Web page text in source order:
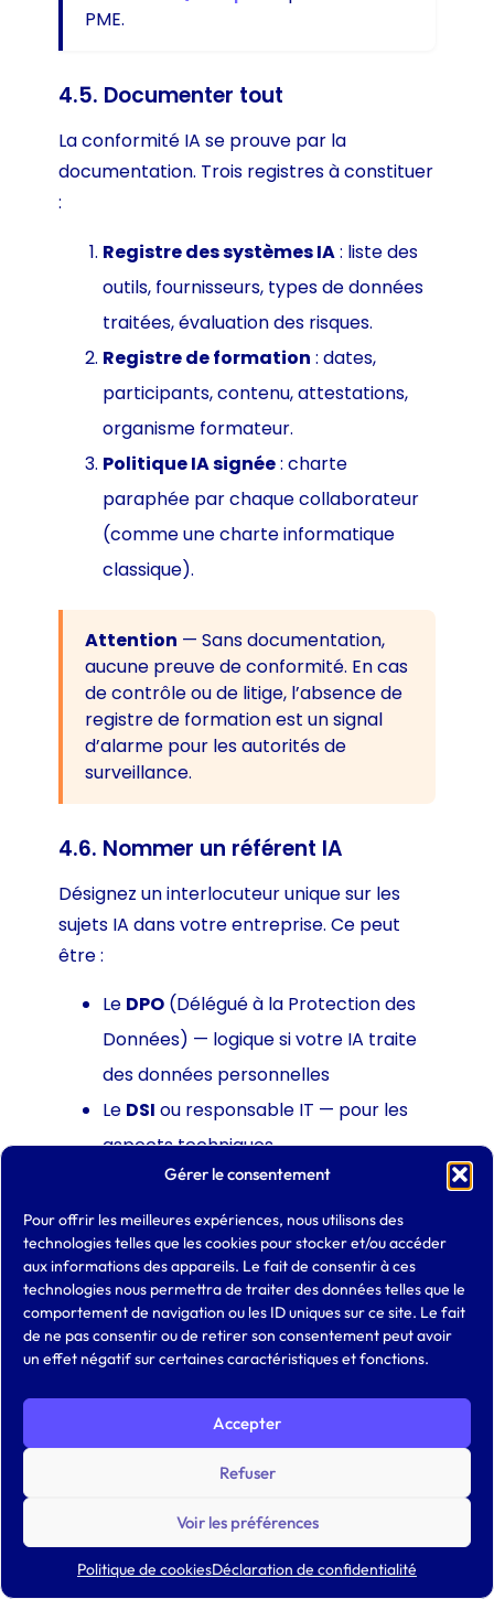
Gérer le consentement
Pour offrir les meilleures expériences, nous utilisons des
technologies telles que les cookies pour stocker et/ou accéder
aux informations des appareils. Le fait de consentir à ces
technologies nous permettra de traiter des données telles que le
comportement de navigation ou les ID uniques sur ce site. Le fait
de ne pas consentir ou de retirer son consentement peut avoir
un effet négatif sur certaines caractéristiques et fonctions.
Accepter
Refuser
Voir les préférences
Politique de cookiesDéclaration de confidentialité
PME.
4.5. Documenter tout
La conformité IA se prouve par la
documentation. Trois registres à constituer
:
Registre des systèmes IA: liste des
outils, fournisseurs, types de données
traitées, évaluation des risques.
Registre de formation : dates,
participants, contenu, attestations,
organisme formateur.
Politique IA signée: charte
paraphée par chaque collaborateur
(comme une charte informatique
classique).
Attention — Sans documentation,
aucune preuve de conformité. En cas
de contrôle ou de litige, l’absence de
registre de formation est un signal
d’alarme pour les autorités de
surveillance.
4.6. Nommer un référent IA
Désignez un interlocuteur unique sur les
sujets IA dans votre entreprise. Ce peut
être :
Le DPO(Délégué à la Protection des
Données) — logique si votre IA traite
des données personnelles
Le DSI ou responsable IT — pour les
aspects techniques
manager formé— dans les PME
sans DPO ni DSI
Le référent IA supervise l’inventaire des
outils, pilote le plan de formation et assure
la veille réglementaire.
Dans une PME sans DPO ni DSI, ce rôle
C’est ce cas de figure que traite notre
formation gouvernance IA: inventaire des
usages, charte, registre et arbitrages, côté
4.7. Planifier les mises à jour